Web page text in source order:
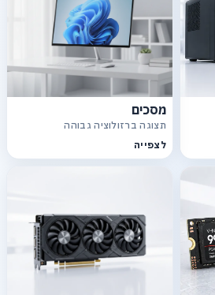
מסכים
תצוגה ברזולוציה גבוהה
לצפייה